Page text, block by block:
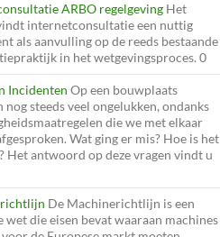
ARBO regelgeving Het
internetconsultatie een nuttig
als aanvulling op de reeds bestaande
in het wetgevingsproces. 0
Incidenten Op een bouwplaats
nog steeds veel ongelukken, ondanks
die we met elkaar
Wat ging er mis? Hoe is het
Het antwoord op deze vragen vindt u
De Machinerichtlijn is een
wet die eisen bevat waaraan machines